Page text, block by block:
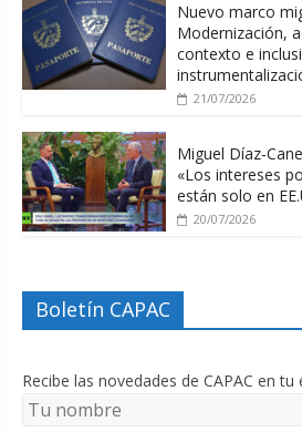
Nuevo marco
Modernización,
contexto e
21/07/2026
Miguel Díaz-
«Los intereses
están solo en
20/07/2026
Boletín CAPAC
Recibe las novedades de CAPAC en tu